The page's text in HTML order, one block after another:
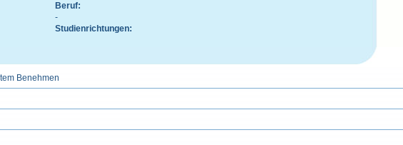
Beruf:
-
Studienrichtungen:
Benehmen